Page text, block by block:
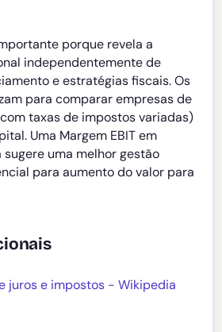
porque revela a
independentemente de
e estratégias fiscais. Os
para comparar empresas de
taxas de impostos variadas)
Uma Margem EBIT em
uma melhor gestão
para aumento do valor para
juros e impostos - Wikipedia